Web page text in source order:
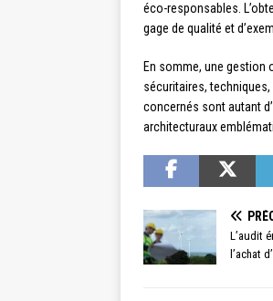
éco-responsables.
gage de qualité et
En somme, une gestion
sécuritaires,
concernés sont autant
architecturaux
L’audit
l’achat